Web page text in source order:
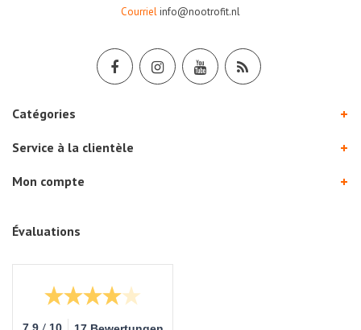
Courrielinfo@nootrofit.nl
Catégories
Service à la clientèle
Mon compte
Évaluations